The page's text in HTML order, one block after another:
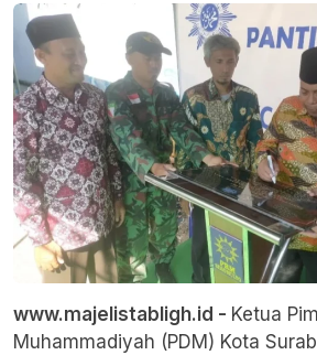
www.majelistabligh.id - Ketua
Muhammadiyah (PDM) Kota